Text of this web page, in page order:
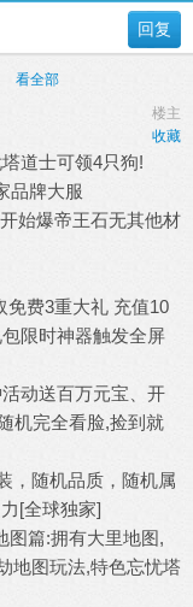
回复
看全部
楼主
收藏
道士可领4只狗!
品牌大服
始爆帝王石无其他材
免费3重大礼 充值10
限时神器触发全屏
动送百万元宝、开
机完全看脸,捡到就
，随机品质，随机属
[全球独家]
图篇:拥有大里地图,
地图玩法,特色忘忧塔